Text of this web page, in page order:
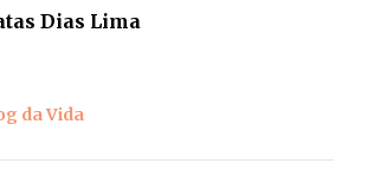
Dias Lima
da Vida